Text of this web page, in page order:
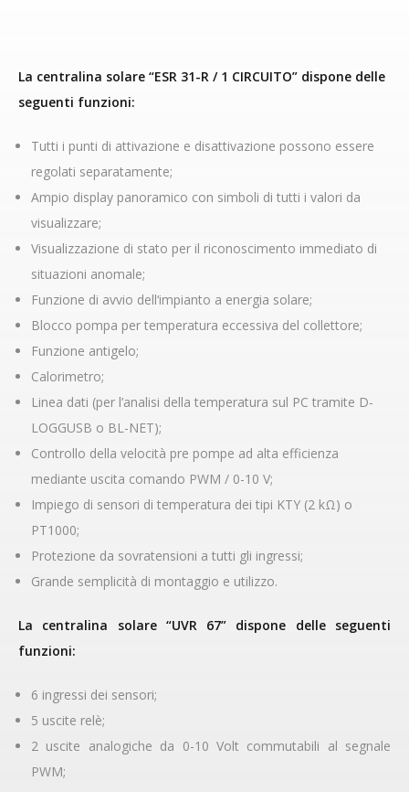
La centralina solare “ESR 31-R / 1 CIRCUITO” dispone delle
seguenti funzioni:
Tutti i punti di attivazione e disattivazione possono essere
regolati separatamente;
Ampio display panoramico con simboli di tutti i valori da
visualizzare;
Visualizzazione di stato per il riconoscimento immediato di
situazioni anomale;
Funzione di avvio dell‘impianto a energia solare;
Blocco pompa per temperatura eccessiva del collettore;
Funzione antigelo;
Calorimetro;
Linea dati (per l’analisi della temperatura sul PC tramite D-
LOGGUSB o BL-NET);
Controllo della velocità pre pompe ad alta efficienza
mediante uscita comando PWM / 0-10 V;
Impiego di sensori di temperatura dei tipi KTY (2 kΩ) o
PT1000;
Protezione da sovratensioni a tutti gli ingressi;
Grande semplicità di montaggio e utilizzo.
La centralina solare “UVR 67” dispone delle seguenti
funzioni:
6 ingressi dei sensori;
5 uscite relè;
2 uscite analogiche da 0-10 Volt commutabili al segnale
PWM;